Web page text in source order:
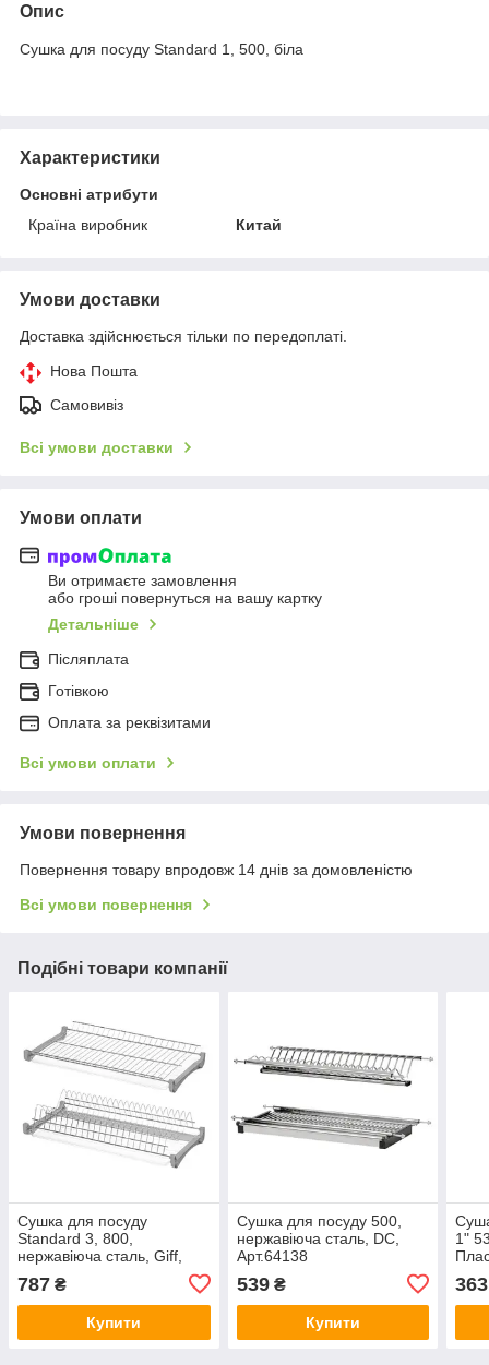
Опис
Сушка для посуду Standard 1, 500, біла
Характеристики
Основні атрибути
Країна виробник
Китай
Умови доставки
Доставка здійснюється тільки по передоплаті.
Нова Пошта
Самовивіз
Всі умови доставки
Умови оплати
Ви отримаєте замовлення
або гроші повернуться на вашу картку
Детальніше
Післяплата
Готівкою
Оплата за реквізитами
Всі умови оплати
Умови повернення
Повернення товару впродовж 14 днів за домовленістю
Всі умови повернення
Подібні товари компанії
Сушка для посуду
Standard 3, 800,
нержавіюча сталь, Giff,
787 ₴
Купити
Сушка для посуду 500,
нержавіюча сталь, DC,
Арт.64138
539₴
Купити
1"
363